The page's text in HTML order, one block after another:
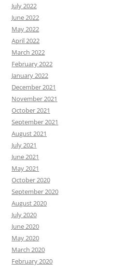
July 2022
June 2022
May 2022
April 2022
March 2022
February 2022
January 2022
December 2021
November 2021
October 2021
September 2021
August 2021
July 2021
June 2021
May 2021
October 2020
September 2020
August 2020
July 2020
June 2020
May 2020
March 2020
February 2020